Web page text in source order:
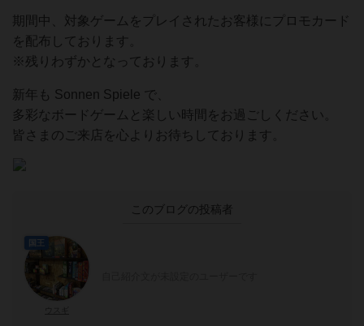
期間中、対象ゲームをプレイされたお客様にプロモカード
を配布しております。
※残りわずかとなっております。
新年も Sonnen Spiele で、
多彩なボードゲームと楽しい時間をお過ごしください。
皆さまのご来店を心よりお待ちしております。
このブログの投稿者
国王